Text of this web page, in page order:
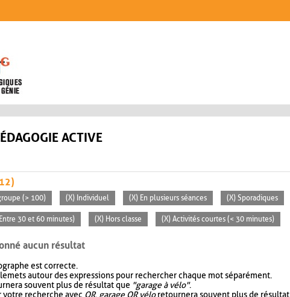
ACTIVE
(> 100) (X) Individuel (X) En plusieurs séances (X) Sporadiques
30 et 60 minutes) (X) Hors classe (X) Activités courtes (< 30 minutes)
aucun résultat
est correcte.
autour des expressions pour rechercher chaque mot séparément.
souvent plus de résultat que "garage à vélo".
votre recherche avec OR. garage OR véloretournera souvent plus de résultat